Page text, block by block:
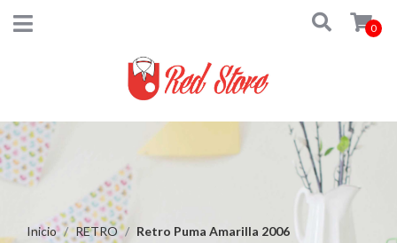
0
Inicio RETRO Retro Puma Amarilla 2006